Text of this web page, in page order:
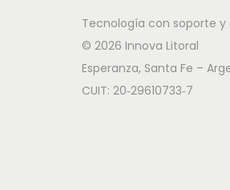
Tecnología con soporte
© 2026 Innova Litoral
Esperanza, Santa Fe –
CUIT: 20‑29610733‑7